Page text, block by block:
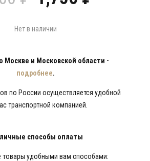
цена
6,500 ₽.
Нет в наличии
Москве и Московской области -
подробнее.
по России осуществляется удобной
транспортной компанией.
способы оплаты
товары удобными вам способами: